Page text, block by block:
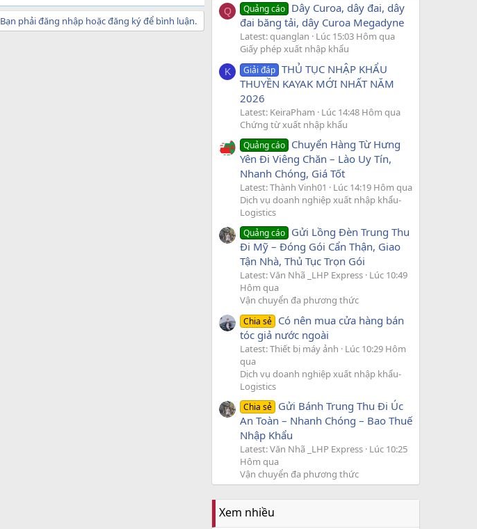
Bạn phải đăng nhập hoặc đăng ký để bình luận.
Q Quảng cáo Dây Curoa, dây đai, dây
đai băng tải, dây Curoa Megadyne
Latest: quanglan
Lúc 15:03 Hôm qua
Giấy phép xuất nhập khẩu
K Giải đáp THỦ TỤC NHẬP KHẨU
THUYỀN KAYAK MỚI NHẤT NĂM
2026
Latest: KeiraPham
Lúc 14:48 Hôm qua
Chứng từ xuất nhập khẩu
Quảng cáo Chuyển Hàng Từ Hưng
Yên Đi Viêng Chăn – Lào Uy Tín,
Nhanh Chóng, Giá Tốt
Latest: Thành Vinh01
Lúc 14:19 Hôm qua
Dịch vụ doanh nghiệp xuất nhập khẩu-
Logistics
Quảng cáo Gửi Lồng Đèn Trung Thu
Đi Mỹ – Đóng Gói Cẩn Thận, Giao
Tận Nhà, Thủ Tục Trọn Gói
Latest: Văn Nhã _LHP Express Lúc 10:49
Hôm qua
Vận chuyển đa phương thức
Chia sẻ Có nên mua cửa hàng bán
tóc giả nước ngoài
Latest: Thiết bị máy ảnh
Lúc 10:29 Hôm
qua
Dịch vụ doanh nghiệp xuất nhập khẩu-
Logistics
Chia sẻ Gửi Bánh Trung Thu Đi Úc
An Toàn – Nhanh Chóng – Bao Thuế
Nhập Khẩu
Latest: Văn Nhã _LHP Express Lúc 10:25
Hôm qua
Vận chuyển đa phương thức
Xem nhiều